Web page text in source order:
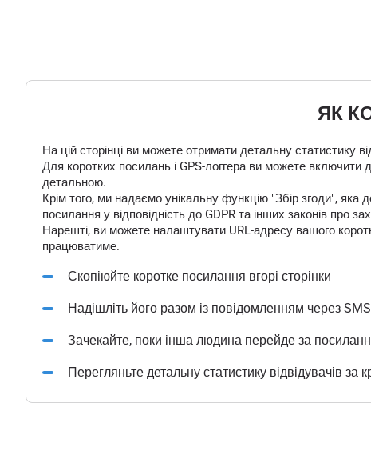
ЯК
На цій сторінці ви можете отримати детальну статистику
Для коротких посилань і GPS-логгера ви можете включити
детальною.
Крім того, ми надаємо унікальну функцію "Збір згоди",
посилання у відповідність до GDPR та інших законів про
Нарешті, ви можете налаштувати URL-адресу вашого
працюватиме.
Скопіюйте коротке посилання вгорі сторінки
Надішліть його разом із повідомленням через
Зачекайте, поки інша людина перейде за
Перегляньте детальну статистику відвідувачів